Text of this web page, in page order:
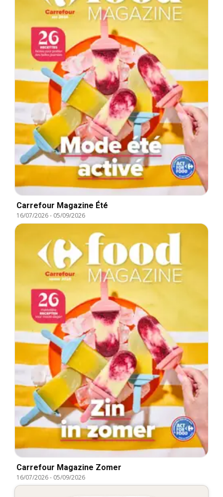
Carrefour Magazine Été
16/07/2026- 05/09/2026
Carrefour Magazine Zomer
16/07/2026- 05/09/2026